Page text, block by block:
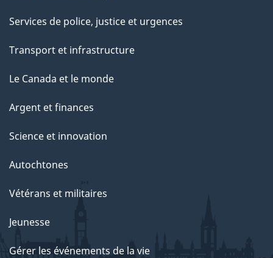
Services de police, justice et urgences
Transport et infrastructure
Le Canada et le monde
Argent et finances
Science et innovation
Autochtones
Vétérans et militaires
Jeunesse
Gérer les événements de la vie